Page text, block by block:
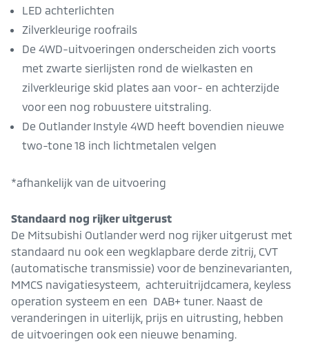
LED achterlichten
Zilverkleurige roofrails
De 4WD-uitvoeringen onderscheiden zich voorts
met zwarte sierlijsten rond de wielkasten en
zilverkleurige skid plates aan voor- en achterzijde
voor een nog robuustere uitstraling.
De Outlander Instyle 4WD heeft bovendien nieuwe
two-tone 18 inch lichtmetalen velgen
*afhankelijk van de uitvoering
Standaard nog rijker uitgerust
De Mitsubishi Outlander werd nog rijker uitgerust met
standaard nu ook een wegklapbare derde zitrij, CVT
(automatische transmissie) voor de benzinevarianten,
MMCS navigatiesysteem, achteruitrijdcamera, keyless
operation systeem en een DAB+ tuner. Naast de
veranderingen in uiterlijk, prijs en uitrusting, hebben
de uitvoeringen ook een nieuwe benaming.